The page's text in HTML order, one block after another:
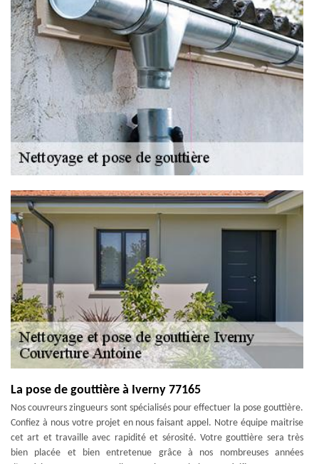
La pose de gouttière à Iverny 77165
Nos couvreurs zingueurs sont spécialisés pour effectuer la pose gouttière.
Confiez à nous votre projet en nous faisant appel. Notre équipe maitrise
cet art et travaille avec rapidité et sérosité. Votre gouttière sera très
bien placée et bien entretenue grâce à nos nombreuses années